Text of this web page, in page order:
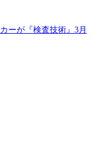
ーが『検査技術』3月